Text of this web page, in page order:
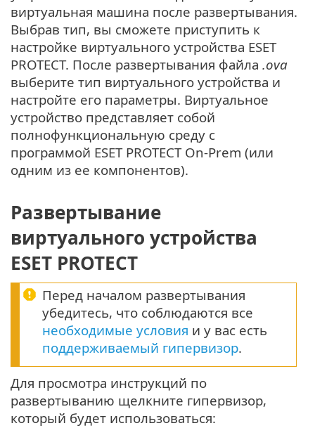
виртуальная машина после развертывания.
Выбрав тип, вы сможете приступить к
настройке виртуального устройства ESET
PROTECT. После развертывания файла .ova
выберите тип виртуального устройства и
настройте его параметры. Виртуальное
устройство представляет собой
полнофункциональную среду с
программой ESET PROTECT On-Prem (или
одним из ее компонентов).
Развертывание
виртуального устройства
ESET PROTECT
Перед началом развертывания
убедитесь, что соблюдаются все
необходимые условия и у вас есть
поддерживаемый гипервизор.
Для просмотра инструкций по
развертыванию щелкните гипервизор,
который будет использоваться: